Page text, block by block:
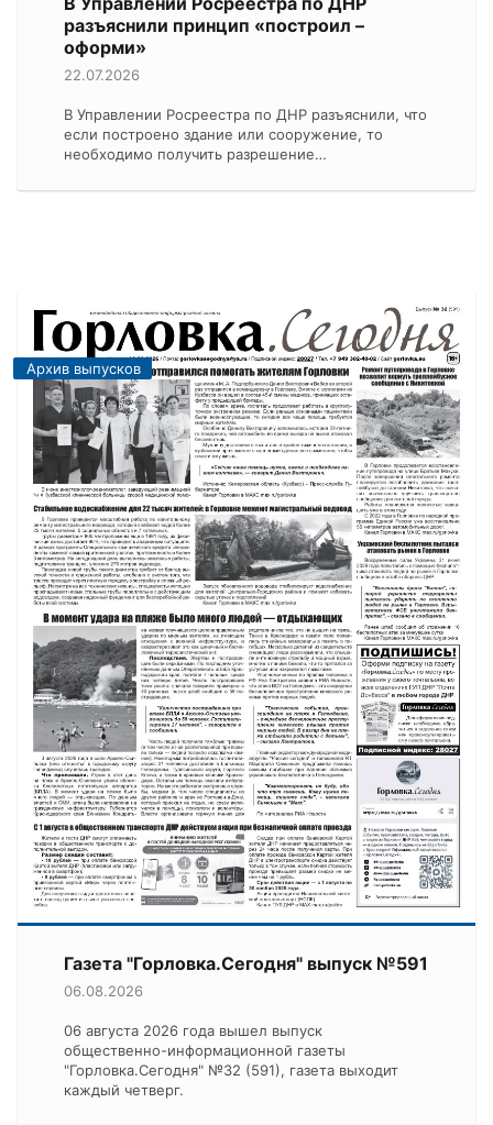
разъяснили принцип «построил –
оформи»
22.07.2026
В Управлении Росреестра по ДНР разъяснили, что
если построено здание или сооружение, то
необходимо получить разрешение…
Архив выпусков
Газета "Горловка.Сегодня" выпуск №591
06.08.2026
06 августа 2026 года вышел выпуск
общественно-информационной газеты
"Горловка.Сегодня" №32 (591), газета выходит
каждый четверг.